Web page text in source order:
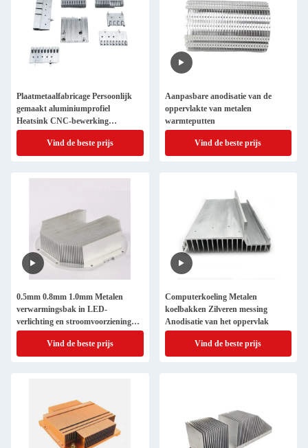
Plaatmetaalfabricage Persoonlijk
gemaakt aluminiumprofiel
Heatsink CNC-bewerking
Aluminium extrusie radiator
Vind de beste prijs
Aanpasbare anodisatie van de
oppervlakte van metalen
warmteputten
Vind de beste prijs
0.5mm 0.8mm 1.0mm Metalen
verwarmingsbak in LED-
verlichting en stroomvoorziening
2.0mm 2.5mm
Vind de beste prijs
Computerkoeling Metalen
koelbakken Zilveren messing
Anodisatie van het oppervlak
Vind de beste prijs